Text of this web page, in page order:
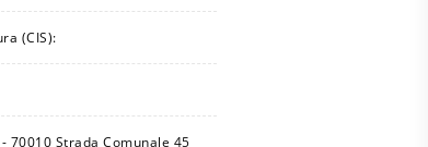
(CIS):
70010 Strada Comunale 45